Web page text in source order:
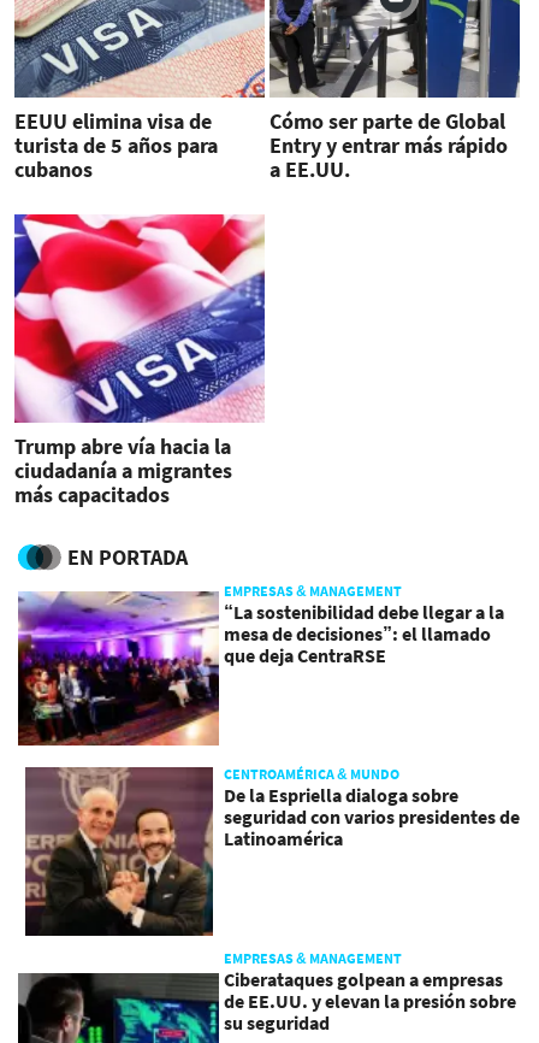
EEUU elimina visa de
turista de 5 años para
cubanos
Cómo ser parte de Global
Entry y entrar más rápido
a EE.UU.
Trump abre vía hacia la
ciudadanía a migrantes
más capacitados
EN PORTADA
EMPRESAS & MANAGEMENT
“La sostenibilidad debe llegar a la
mesa de decisiones”: el llamado
que deja CentraRSE
CENTROAMÉRICA & MUNDO
De la Espriella dialoga sobre
seguridad con varios presidentes de
Latinoamérica
EMPRESAS & MANAGEMENT
Ciberataques golpean a empresas
de EE.UU. y elevan la presión sobre
su seguridad